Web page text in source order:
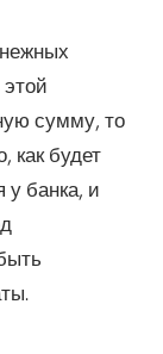
сумму, то
как будет
банка, и